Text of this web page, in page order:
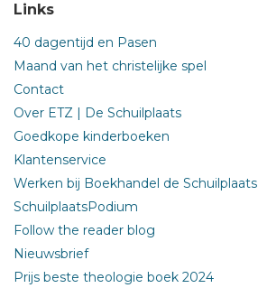
Links
40 dagentijd en Pasen
Maand van het christelijke spel
Contact
Over ETZ | De Schuilplaats
Goedkope kinderboeken
Klantenservice
Werken bij Boekhandel de Schuilplaats
SchuilplaatsPodium
Follow the reader blog
Nieuwsbrief
Prijs beste theologie boek 2024